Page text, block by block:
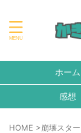
ホーム
感想
HOME >崩壊スタ